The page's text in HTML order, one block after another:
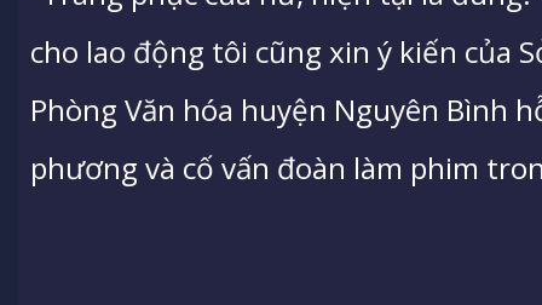
cho lao động tôi cũng xin ý kiến của
Phòng Văn hóa huyện Nguyên Bình
phương và cố vấn đoàn làm phim